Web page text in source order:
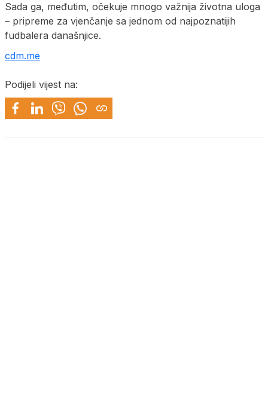
Sada ga, međutim, očekuje mnogo važnija životna uloga
– pripreme za vjenčanje sa jednom od najpoznatijih
fudbalera današnjice.
cdm.me
Podijeli vijest na: